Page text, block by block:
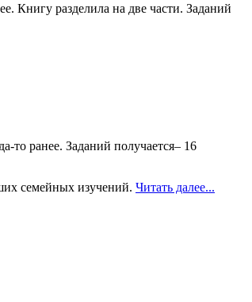
Книгу разделила на две части. Заданий
то ранее. Заданий получается– 16
семейных изучений. Читать далее...